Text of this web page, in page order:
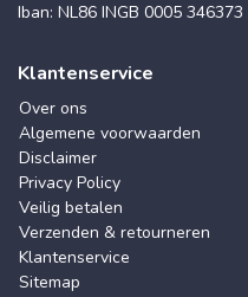
Iban: NL86 INGB 0005 346373
Klantenservice
Over ons
Algemene voorwaarden
Disclaimer
Privacy Policy
Veilig betalen
Verzenden & retourneren
Klantenservice
Sitemap